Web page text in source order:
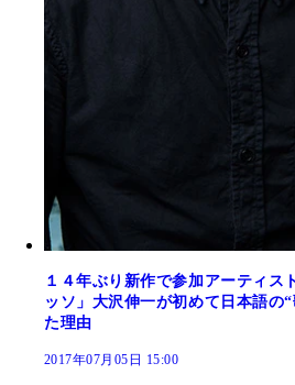
１４年ぶり新作で参加アーティス
ッソ」大沢伸一が初めて日本語の
た理由
2017年07月05日 15:00